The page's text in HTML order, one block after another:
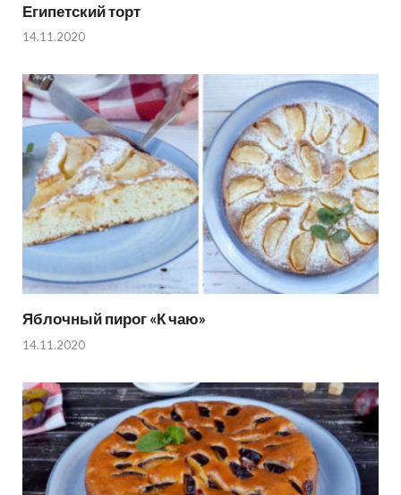
Египетский торт
14.11.2020
Яблочный пирог «К чаю»
14.11.2020